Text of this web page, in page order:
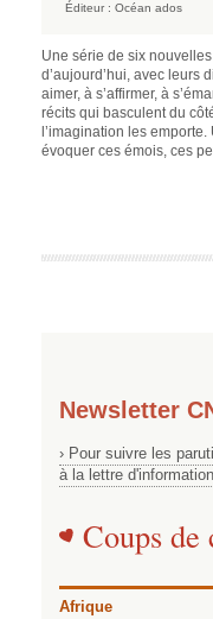
Éditeur : Océan ados
Une série de six
d’aujourd’hui, avec leurs
aimer, à s’affirmer, à
récits qui basculent du
l’imagination les
évoquer ces émois, ces
Newsletter
› Pour suivre les
à la lettre
Coups
Afrique